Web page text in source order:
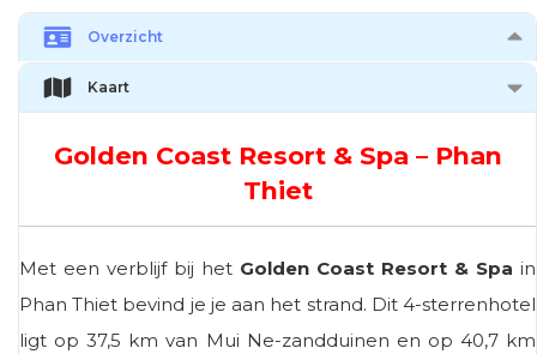
Overzicht
Kaart
Golden Coast Resort & Spa – Phan
Thiet
Met een verblijf bij het Golden Coast Resort & Spa in
Phan Thiet bevind je je aan het strand. Dit 4-sterrenhotel
ligt op 37,5 km van Mui Ne-zandduinen en op 40,7 km